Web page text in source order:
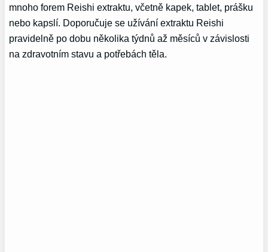
mnoho forem Reishi extraktu, včetně kapek, tablet, prášku
nebo kapslí. Doporučuje se užívání extraktu Reishi
pravidelně po dobu několika týdnů až měsíců v závislosti
na zdravotním stavu a potřebách těla.